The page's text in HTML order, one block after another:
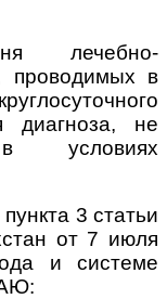
лечебно-
проводимых в
диагноза, не
условиях
3 статьи
от 7 июля
и системе